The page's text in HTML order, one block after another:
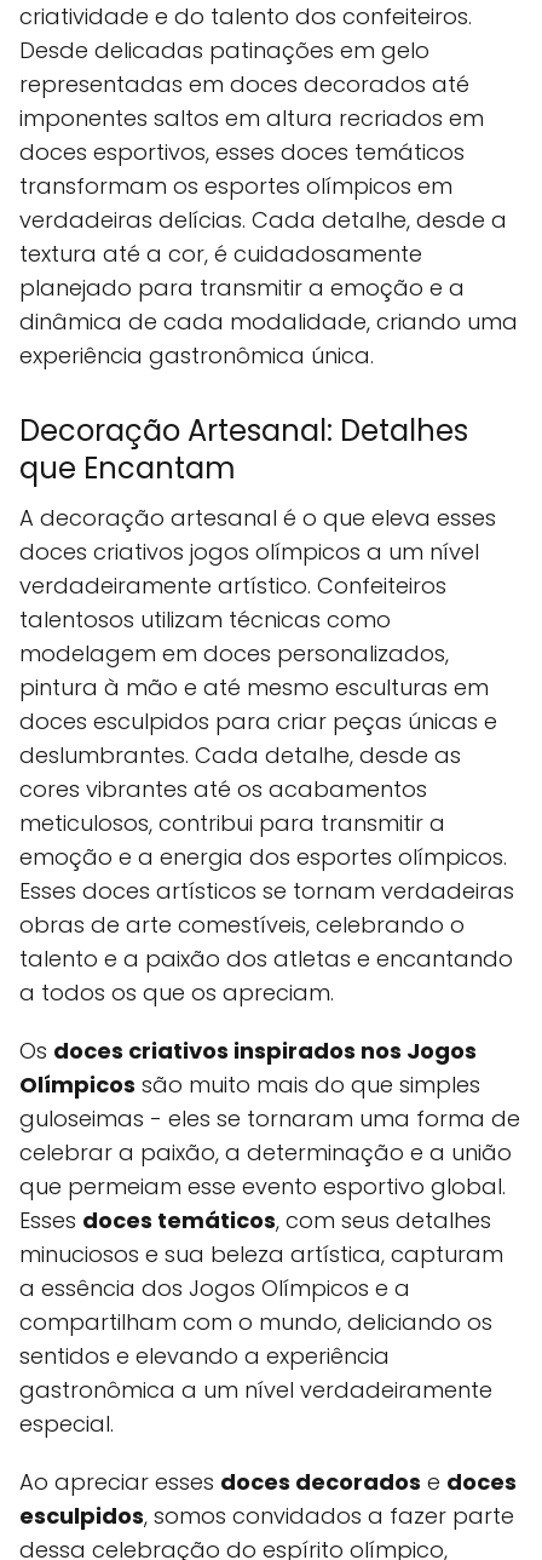
criatividade e do talento dos confeiteiros.
Desde delicadas patinações em gelo
representadas em doces decorados até
imponentes saltos em altura recriados em
doces esportivos, esses doces temáticos
transformam os esportes olímpicos em
verdadeiras delícias. Cada detalhe, desde a
textura até a cor, é cuidadosamente
planejado para transmitir a emoção e a
dinâmica de cada modalidade, criando uma
experiência gastronômica única.
Decoração Artesanal: Detalhes
que Encantam
A decoração artesanal é o que eleva esses
doces criativos jogos olímpicos a um nível
verdadeiramente artístico. Confeiteiros
talentosos utilizam técnicas como
modelagem em doces personalizados,
pintura à mão e até mesmo esculturas em
doces esculpidos para criar peças únicas e
deslumbrantes. Cada detalhe, desde as
cores vibrantes até os acabamentos
meticulosos, contribui para transmitir a
emoção e a energia dos esportes olímpicos.
Esses doces artísticos se tornam verdadeiras
obras de arte comestíveis, celebrando o
talento e a paixão dos atletas e encantando
a todos os que os apreciam.
Os doces criativos inspirados nos Jogos
Olímpicos são muito mais do que simples
guloseimas - eles se tornaram uma forma de
celebrar a paixão, a determinação e a união
que permeiam esse evento esportivo global.
Esses doces temáticos, com seus detalhes
minuciosos e sua beleza artística, capturam
a essência dos Jogos Olímpicos e a
compartilham com o mundo, deliciando os
sentidos e elevando a experiência
gastronômica a um nível verdadeiramente
especial.
Ao apreciar esses doces decorados e doces
esculpidos, somos convidados a fazer parte
dessa celebração do espírito olímpico,